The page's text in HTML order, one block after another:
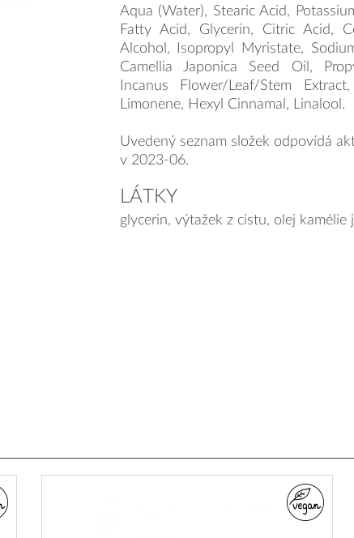
Aqua (Water), Stearic Acid,
Fatty Acid, Glycerin, Citric Acid,
Alcohol, Isopropyl Myristate,
Camellia Japonica Seed Oil,
Incanus Flower/Leaf/Stem
Limonene, Hexyl Cinnamal, Linalool.
Uvedený seznam složek odpovídá
v 2023-06.
LÁTKY
glycerin, výtažek z cistu, olej kamélie